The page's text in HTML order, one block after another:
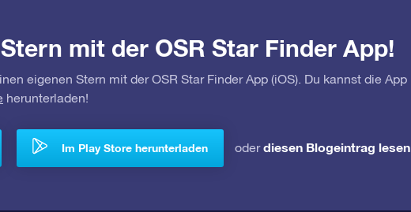
mit der OSR Star Finder App!
eigenen Stern mit der OSR Star Finder App (iOS). Du kannst die App
herunterladen!
Im Play Store herunterladen oderdiesen Blogeintrag lesen